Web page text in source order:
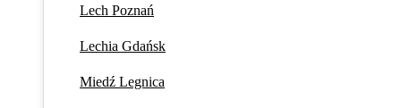
Lech Poznań
Lechia Gdańsk
Miedź Legnica